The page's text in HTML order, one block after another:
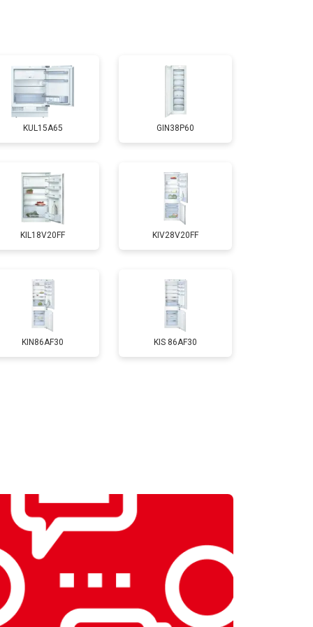
1810 ₽ Заказать
1700 ₽ Заказать
2550 ₽ Заказать
1700 ₽ Заказать
4750 ₽ Заказать
3650 ₽
1900 ₽
KUL15A65 GIN38P60
KIL18V20FF KIV28V20FF
KIN86AF30 KIS 86AF30